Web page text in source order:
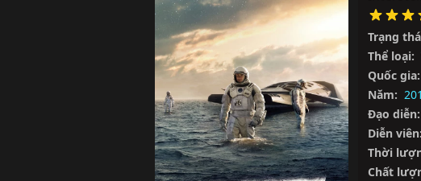
Trạng
Thể loại:
Quốc gia:
Năm:
Đạo diễn:
Diễn viên:
Thời
Chất